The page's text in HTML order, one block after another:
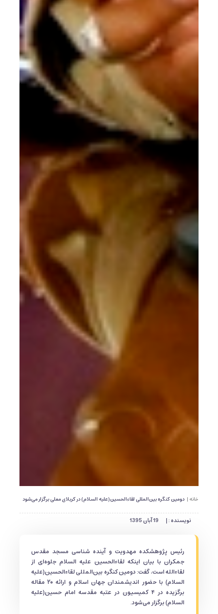
خانه | دومین کنگره بین‌المللی لقاءالحسین(علیه السلام) در کربلای معلی برگزار می‌شود
نویسنده : | 19 آبان 1395
رئیس پژوهشکده مهدویت و آینده شناسی مسجد مقدس
جمکران با بیان اینکه لقاءالحسین علیه السلام جلوه‌ای از
لقاءالله است، گفت: دومین کنگره بین‌المللی لقاءالحسین(علیه
السلام) با حضور اندیشمندان جهان اسلام و ارائه ۲۰ مقاله
برگزیده در ۴ کمیسیون در عتبه مقدسه امام حسین(علیه
السلام) برگزار می‌شود.